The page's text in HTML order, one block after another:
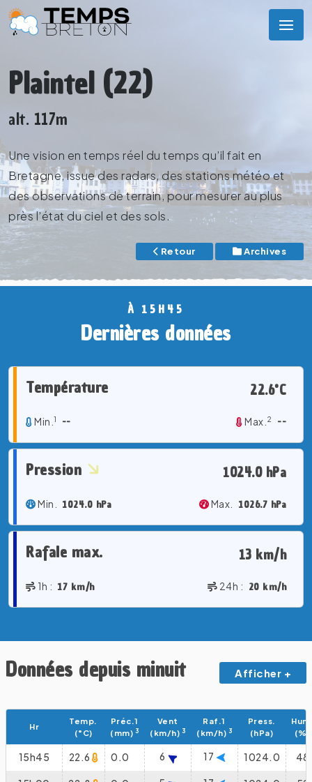
Plaintel (22)
alt. 117m
Une vision en temps réel du temps qu’il fait en
Bretagne, issue des radars, des stations météo et
des observations de terrain, pour mesurer au plus
près l’état du ciel et des sols.
Retour Archives
À 15H45
Dernières données
Température 22.6°C
Min. 1 -- Max. 2 --
Pression 1024.0 hPa
Min. 1024.0 hPa Max. 1026.7 hPa
Rafale max. 13 km/h
1h : 17 km/h 24h : 20 km/h
Données depuis minuit Afficher +
Hr
Temp.
(°C)
Préc.1
(mm) 3
Vent
(km/h) 3
Raf.1
(km/h) 3
Press.
(hPa)
(%)
15h45 22.6 0.0 6 17 1024.0 48